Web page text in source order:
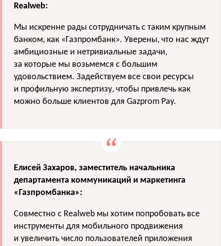
Realweb:
Мы искренне рады сотрудничать с таким крупным
банком, как «Газпромбанк». Уверены, что нас ждут
амбициозные и нетривиальные задачи,
за которые мы возьмемся с большим
удовольствием. Задействуем все свои ресурсы
и профильную экспертизу, чтобы привлечь как
можно больше клиентов для Gazprom Pay.
Елисей Захаров, заместитель начальника
департамента коммуникаций и маркетинга
«Газпромбанка»:
Совместно с Realweb мы хотим попробовать все
инструменты для мобильного продвижения
и увеличить число пользователей приложения